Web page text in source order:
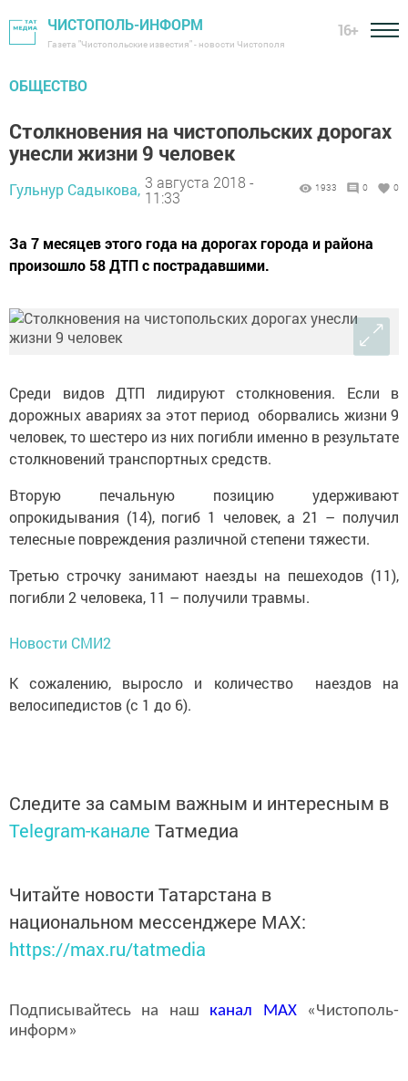
ЧИСТОПОЛЬ-ИНФОРМ
Газета "Чистопольские известия" - новости Чистополя
16+
ОБЩЕСТВО
Столкновения на чистопольских дорогах
унесли жизни 9 человек
Гульнур Садыкова, 3 августа 2018 -
11:33
1933 0 0
За 7 месяцев этого года на дорогах города и района
произошло 58 ДТП с пострадавшими.
Среди видов ДТП лидируют столкновения. Если в
дорожных авариях за этот период оборвались жизни 9
человек, то шестеро из них погибли именно в результате
столкновений транспортных средств.
Вторую печальную позицию удерживают
опрокидывания (14), погиб 1 человек, а 21 – получил
телесные повреждения различной степени тяжести.
Третью строчку занимают наезды на пешеходов (11),
погибли 2 человека, 11 – получили травмы.
Новости СМИ2
К сожалению, выросло и количество наездов на
велосипедистов (с 1 до 6).
Следите за самым важным и интересным в
Telegram-канале Татмедиа
Читайте новости Татарстана в
национальном мессенджере MАХ:
https://max.ru/tatmedia
Подписывайтесь на наш канал MAX«Чистополь-
информ»